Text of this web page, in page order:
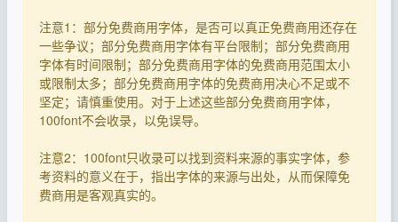
注意1：部分免费商用字体，是否可以真正免费商用还存在
一些争议；部分免费商用字体有平台限制；部分免费商用
字体有时间限制；部分免费商用字体的免费商用范围太小
或限制太多；部分免费商用字体的免费商用决心不足或不
坚定；请慎重使用。对于上述这些部分免费商用字体，
100font不会收录，以免误导。
注意2：100font只收录可以找到资料来源的事实字体，参
考资料的意义在于，指出字体的来源与出处，从而保障免
费商用是客观真实的。